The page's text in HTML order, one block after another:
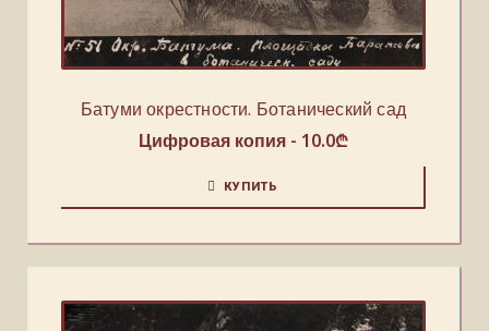
Батуми окрестности. Ботанический сад
Цифровая копия - 10.0₾
КУПИТЬ